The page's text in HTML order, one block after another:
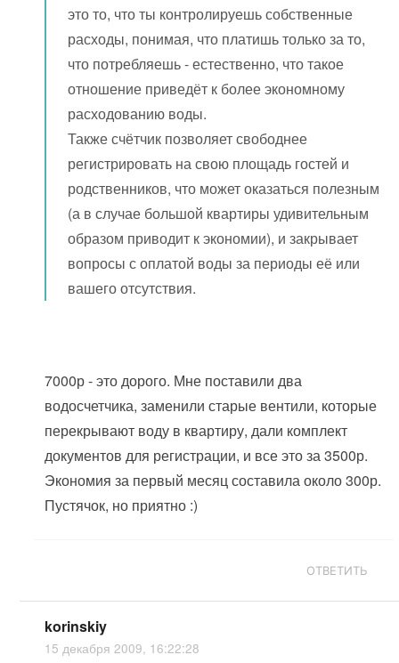
это то, что ты контролируешь собственные
расходы, понимая, что платишь только за то,
что потребляешь - естественно, что такое
отношение приведёт к более экономному
расходованию воды.
Также счётчик позволяет свободнее
регистрировать на свою площадь гостей и
родственников, что может оказаться полезным
(а в случае большой квартиры удивительным
образом приводит к экономии), и закрывает
вопросы с оплатой воды за периоды её или
вашего отсутствия.
7000р - это дорого. Мне поставили два
водосчетчика, заменили старые вентили, которые
перекрывают воду в квартиру, дали комплект
документов для регистрации, и все это за 3500р.
Экономия за первый месяц составила около 300р.
Пустячок, но приятно :)
ОТВЕТИТЬ
korinskiy
15 декабря 2009, 16:22:28